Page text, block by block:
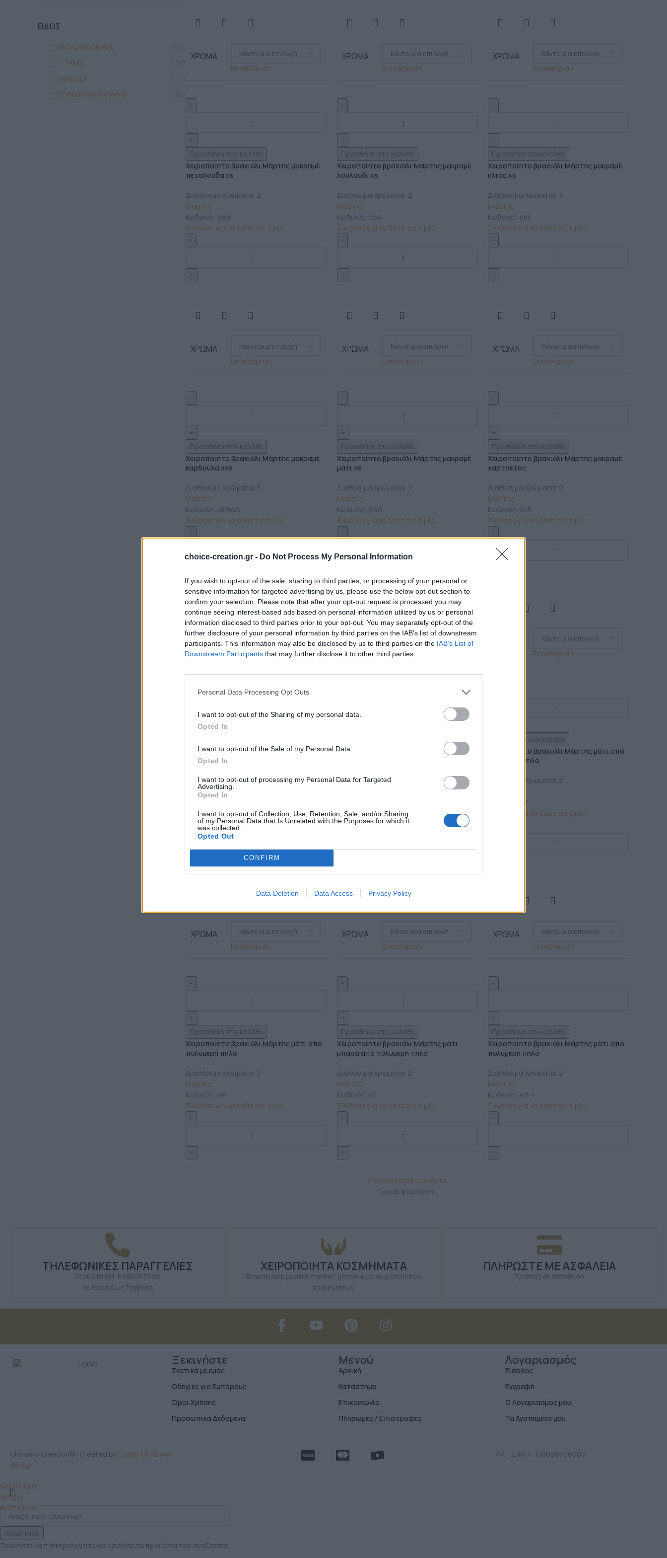
choice-creation.gr - Do Not Process My Personal Information
If you wish to opt-out of the sale, sharing to third parties, or processing of your personal or
sensitive information for targeted advertising by us, please use the below opt-out section to
confirm your selection. Please note that after your opt-out request is processed you may
continue seeing interest-based ads based on personal information utilized by us or personal
information disclosed to third parties prior to your opt-out. You may separately opt-out of the
further disclosure of your personal information by third parties on the IAB’s list of downstream
participants. This information may also be disclosed by us to third parties on the IAB’s List of
Downstream Participants that may further disclose it to other third parties.
Personal Data Processing Opt Outs
I want to opt-out of the Sharing of my personal data.
Opted In
I want to opt-out of the Sale of my Personal Data.
Opted In
I want to opt-out of processing my Personal Data for Targeted
Advertising.
Opted In
I want to opt-out of Collection, Use, Retention, Sale, and/or Sharing
of my Personal Data that Is Unrelated with the Purposes for which it
was collected.
Opted Out
CONFIRM
Data Deletion Data Access Privacy Policy
ΕΙΔΟΣ
MICRO MACRAME
TITANIO
Μακραμέ
ΠΟΛΥΜΕΡΙΚΟΣ ΠΗΛΟΣ
ΧΡΏΜΑ
Εκκαθάριση
Προσθήκη στο καλάθι
Χειροποίητο βραχιόλι Μάρτης μακραμέ
πεταλούδα xs
Διαθέσιμα Χρώματα: 2
Μάρτης
Κωδικός: p89
Σύνδεση για να δείτε τις τιμές
ΧΡΏΜΑ
Εκκαθάριση
Προσθήκη στο καλάθι
Χειροποίητο βραχιόλι Μάρτης μακραμέ
λουλoύδι xs
Διαθέσιμα Χρώματα: 2
Μάρτης
Κωδικός: fl54
Σύνδεση για να δείτε τις τιμές
ΧΡΏΜΑ
Εκκαθάριση
Προσθήκη στο καλάθι
Χειροποίητο βραχιόλι Μάρτης μακραμέ
ήλιος xs
Διαθέσιμα Χρώματα: 3
Μάρτης
Κωδικός: sn5
Σύνδεση για να δείτε τις τιμές
ΧΡΏΜΑ
Εκκαθάριση
Προσθήκη στο καλάθι
Χειροποίητο βραχιόλι Μάρτης μακραμέ
καρδούλα xxs
Διαθέσιμα Χρώματα: 3
Μάρτης
Κωδικός: k89xxs
Σύνδεση για να δείτε τις τιμές
ΧΡΏΜΑ
Εκκαθάριση
Προσθήκη στο καλάθι
Χειροποίητο βραχιόλι Μάρτης μακραμέ
μάτι xs
Διαθέσιμα Χρώματα: 2
Μάρτης
Κωδικός: e90
Σύνδεση για να δείτε τις τιμές
ΧΡΏΜΑ
Εκκαθάριση
Προσθήκη στο καλάθι
Χειροποίητο βραχιόλι Μάρτης μακραμέ
χαρταετός
Διαθέσιμα Χρώματα: 2
Μάρτης
Κωδικός: x45
Σύνδεση για να δείτε τις τιμές
ΧΡΏΜΑ
Εκκαθάριση
Χειροποίητο βραχιόλι Μάρτης μακραμέ
άπειρο xxs
Διαθέσιμα Χρώματα: 4
Μάρτης
Σύνδεση για να δείτε τις τιμές
ΧΡΏΜΑ
Εκκαθάριση
Χειροποίητο βραχιόλι Μάρτης από
Διαθέσιμα Χρώματα: 3
Σύνδεση για να δείτε τις τιμές
Εκκαθάριση
Προσθήκη στο καλάθι
Χειροποίητο βραχιόλι Μάρτης μάτι από
πολυμερή πηλό
Διαθέσιμα Χρώματα: 2
e7
Σύνδεση για να δείτε τις τιμές
ΧΡΏΜΑ
Εκκαθάριση
Προσθήκη στο καλάθι
Χειροποίητο βραχιόλι Μάρτης μάτι από
πολυμερή πηλό
Διαθέσιμα Χρώματα: 2
Μάρτης
Κωδικός: e6
Σύνδεση για να δείτε τις τιμές
ΧΡΏΜΑ
Εκκαθάριση
Προσθήκη στο καλάθι
Χειροποίητο βραχιόλι Μάρτης μάτι
μπάρα από πολυμερή πηλό
Διαθέσιμα Χρώματα: 2
Μάρτης
Κωδικός: e5
Σύνδεση για να δείτε τις τιμές
ΧΡΏΜΑ
Εκκαθάριση
Προσθήκη στο καλάθι
Χειροποίητο βραχιόλι Μάρτης μάτι από
πολυμερή πηλό
Διαθέσιμα Χρώματα: 2
Μάρτης
Κωδικός: e2-1
Σύνδεση για να δείτε τις τιμές
Περισσότερα προϊόντα
Γίνεται φόρτωση...
ΤΗΛΕΦΩΝΙΚΕΣ ΠΑΡΑΓΓΕΛΙΕΣ
2106610481, 6980957299
Δευτέρα έως Σάββατο
ΧΕΙΡΟΠΟΙΗΤΑ ΚΟΣΜΗΜΑΤΑ
Ανακαλύψτε μεγάλο πλήθος μοναδικών χειροποίητων
κοσμημάτων
ΠΛΗΡΩΣΤΕ ΜΕ ΑΣΦΑΛΕΙΑ
Τραπεζική Κατάθεση
Ξεκινήστε
Σχετικά με εμάς
Οδηγίες για Εμπόρους
Όροι Χρήσης
Προσωπικά Δεδομένα
Μενού
Αρχική
Κατάστημα
Επικοινωνία
Πληρωμές / Επιστροφές
Λογαριασμός
Είσοδος
Εγγραφή
Ο Λογαριασμός μου
Τα Αγαπημένα μου
Choice & Creation© | Created by Logomotive web
design
ΑΡ. Γ.Ε.Μ.Η.: 138026706000
Αναζήτηση
Ξεκινήστε να πληκτρολογείτε για να δείτε τα προϊόντα που αναζητάτε.
Κατάστημα
Φίλτρα
Αγαπημένα